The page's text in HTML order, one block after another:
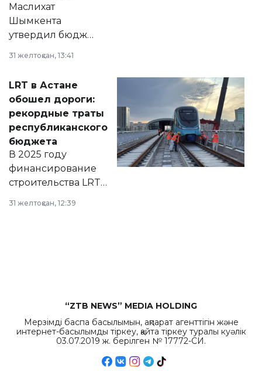
Маслихат
Шымкента
утвердил бюджет
2028 годы.
документ
появился в базе
нормативных
правовых актов и
на сайте маслихат
города.
31 желтоқсан, 13:41
LRT в Астане
обошел дороги:
рекордные траты
республиканского
бюджета
В 2025 году
финансирование
строительства LRT
республиканского
31 желтоқсан, 12:39
“ZTB NEWS” MEDIA HOLDING
Мерзімді баспа басылымын, ақпарат агенттігін және
интернет-басылымды тіркеу, қайта тіркеу туралы куәлік
03.07.2019 ж. берілген № 17772-СИ.